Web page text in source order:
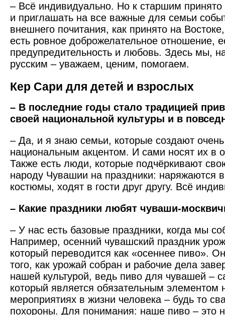
– Всё индивидуально. Но к старшим принято
и приглашать на все важные для семьи
внешнего почитания, как принято на
есть ровное доброжелательное отношение,
предупредительность и любовь. Здесь мы,
русским – уважаем, ценим, помогаем.
Кер Сари для детей и взрослых
– В последние годы стало традицией
своей национальной культуры и в
– Да, и я знаю семьи, которые создают
национальным акцентом. И сами носят их в
Также есть люди, которые подчёркивают
народу Чувашии на праздники: наряжаются
костюмы, ходят в гости друг другу. Всё
– Какие праздники любят чуваши-
– У нас есть базовые праздники, когда мы
Например, осенний чувашский праздник
который переводится как «осеннее пиво».
того, как урожай собран и рабочие дела
нашей культурой, ведь пиво для чувашей –
который является обязательным элементом
мероприятиях в жизни человека – будь то
похороны. Для понимания: наше пиво – это